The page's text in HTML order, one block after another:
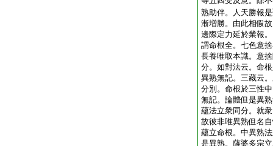
熟助伴。人天勝報
漸増勝。由此相假
邊際定力延於業報
謂命根全。七色意
長養唯取本識。意
分。如對法云。命
異熟無記。三藏云
分別。命根於三性
無記。論體但是異
蘊法立衆同分。就
故彼非唯異熟但名
蘊立命根。中異熟
是異熟。薩婆多宗